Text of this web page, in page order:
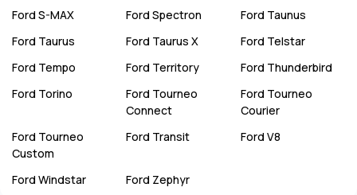
Ford S-MAX Ford Spectron Ford Taunus
Ford Taurus Ford Taurus X Ford Telstar
Ford Tempo Ford Territory Ford Thunderbird
Ford Torino Ford Tourneo
Connect
Ford Tourneo
Courier
Ford Tourneo
Custom
Ford Transit Ford V8
Ford Windstar Ford Zephyr